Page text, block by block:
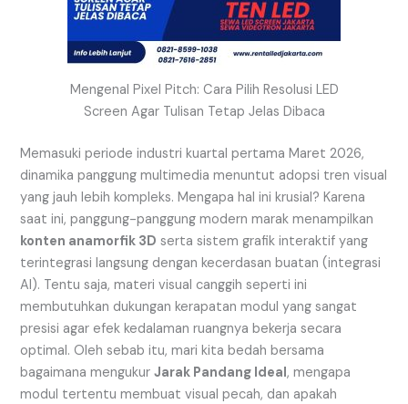
Mengenal Pixel Pitch: Cara Pilih Resolusi LED
Screen Agar Tulisan Tetap Jelas Dibaca
Memasuki periode industri kuartal pertama Maret 2026,
dinamika panggung multimedia menuntut adopsi tren visual
yang jauh lebih kompleks. Mengapa hal ini krusial? Karena
saat ini, panggung-panggung modern marak menampilkan
konten anamorfik 3D serta sistem grafik interaktif yang
terintegrasi langsung dengan kecerdasan buatan (integrasi
AI). Tentu saja, materi visual canggih seperti ini
membutuhkan dukungan kerapatan modul yang sangat
presisi agar efek kedalaman ruangnya bekerja secara
optimal. Oleh sebab itu, mari kita bedah bersama
bagaimana mengukurJarak Pandang Ideal, mengapa
modul tertentu membuat visual pecah, dan apakah